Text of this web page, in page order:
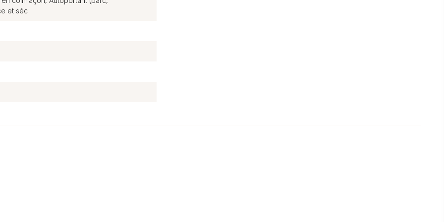
et séc